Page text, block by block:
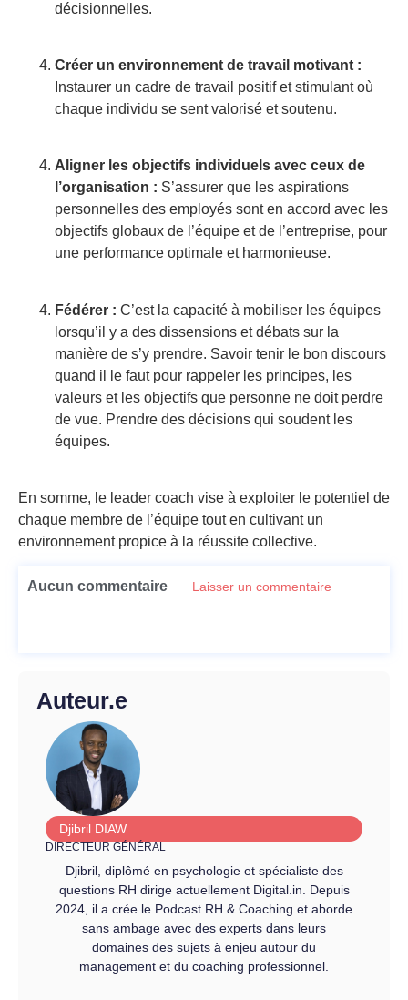
décisionnelles.
Créer un environnement de travail motivant :
Instaurer un cadre de travail positif et stimulant où
chaque individu se sent valorisé et soutenu.
Aligner les objectifs individuels avec ceux de
l’organisation : S’assurer que les aspirations
personnelles des employés sont en accord avec les
objectifs globaux de l’équipe et de l’entreprise, pour
une performance optimale et harmonieuse.
Fédérer : C’est la capacité à mobiliser les équipes
lorsqu’il y a des dissensions et débats sur la
manière de s’y prendre. Savoir tenir le bon discours
quand il le faut pour rappeler les principes, les
valeurs et les objectifs que personne ne doit perdre
de vue. Prendre des décisions qui soudent les
équipes.
En somme, le leader coach vise à exploiter le potentiel de
chaque membre de l’équipe tout en cultivant un
environnement propice à la réussite collective.
Aucun commentaire Laisser un commentaire
Auteur.e
Djibril DIAW
DIRECTEUR GÉNÉRAL
Djibril, diplômé en psychologie et spécialiste des
questions RH dirige actuellement Digital.in. Depuis
2024, il a crée le Podcast RH & Coaching et aborde
sans ambage avec des experts dans leurs
domaines des sujets à enjeu autour du
management et du coaching professionnel.